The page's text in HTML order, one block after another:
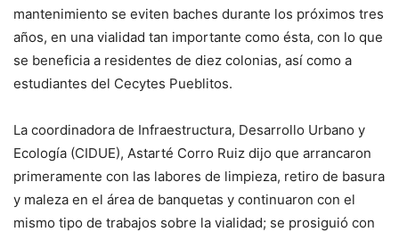
mantenimiento se eviten baches durante los próximos tres
años, en una vialidad tan importante como ésta, con lo que
se beneficia a residentes de diez colonias, así como a
estudiantes del Cecytes Pueblitos.
La coordinadora de Infraestructura, Desarrollo Urbano y
Ecología (CIDUE), Astarté Corro Ruiz dijo que arrancaron
primeramente con las labores de limpieza, retiro de basura
y maleza en el área de banquetas y continuaron con el
mismo tipo de trabajos sobre la vialidad; se prosiguió con